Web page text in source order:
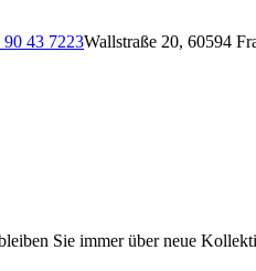
43 7223Wallstraße 20, 60594
Sie immer über neue